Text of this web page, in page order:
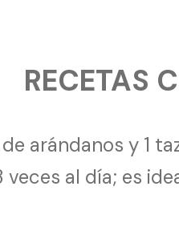
RECETAS
arándanos y 1
al día; es